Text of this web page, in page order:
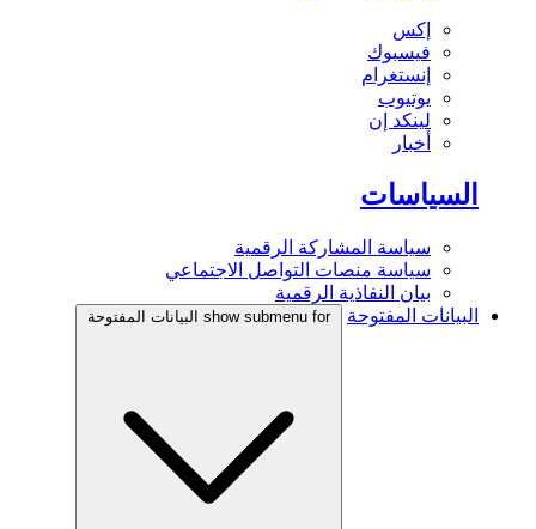
إكس
فيسبوك
إنستغرام
يوتيوب
لينكد إن
أخبار
السياسات
سياسة المشاركة الرقمية
سياسة منصات التواصل الاجتماعي
بيان النفاذية الرقمية
البيانات المفتوحة
show submenu for البيانات المفتوحة